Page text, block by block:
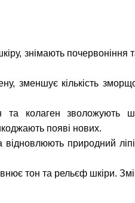
знімають
зменшує кількість
та колаген зволожують
появі нових.
природний
тон та рельєф шкіри.